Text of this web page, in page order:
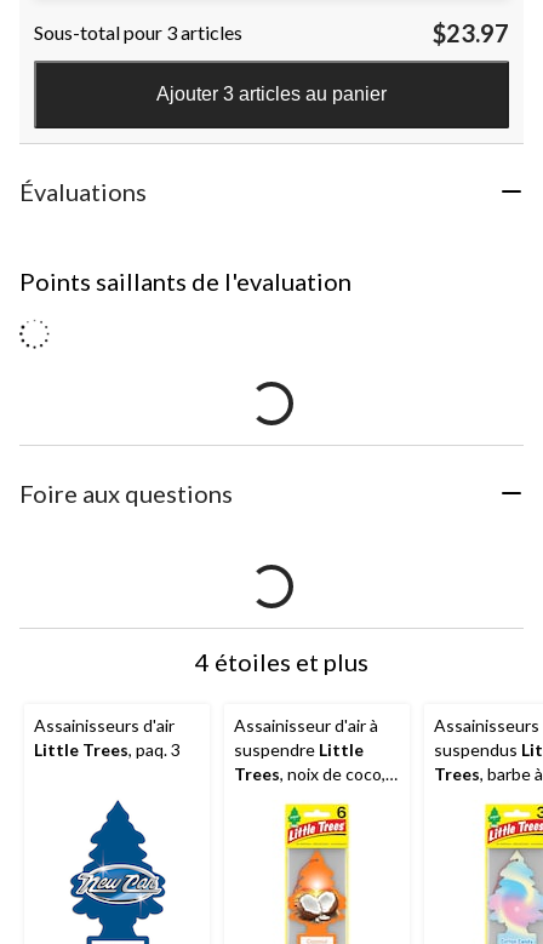
Sous-total pour 3 articles $23.97
Ajouter 3 articles au panier
Évaluations
Points saillants de l'evaluation
Foire aux questions
4 étoiles et plus
Assainisseurs d'air
Little Trees, paq. 3
Assainisseur d'air à
suspendre Little
Trees, noix de coco,
Assainisseurs
suspendus
Trees, barbe